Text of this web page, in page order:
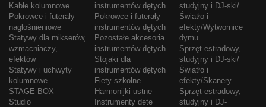
Kable kolumnowe
Pokrowce i futerały
nagłośnieniowe
Statywy dla mikserów,
wzmacniaczy,
efektów
Statywy i uchwyty
kolumnowe
STAGE BOX
Studio
instrumentów dętych
Pokrowce i futerały
instrumentów dętych
Pozostałe akcesoria
instrumentów dętych
Stojaki dla
instrumentów dętych
Flety szkolne
Harmonijki ustne
Instrumenty dęte
studyjny i DJ-ski/
Światło i
efekty/Wytwornice
dymu
Sprzęt estradowy,
studyjny i DJ-ski/
Światło i
efekty/Skanery
Sprzęt estradowy,
studyjny i DJ-